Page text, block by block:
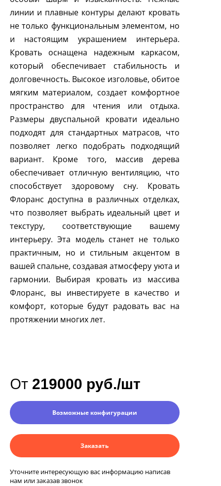
линии и плавные контуры делают кровать
не только функциональным элементом, но
и настоящим украшением интерьера.
Кровать оснащена надежным каркасом,
который обеспечивает стабильность и
долговечность. Высокое изголовье, обитое
мягким материалом, создает комфортное
пространство для чтения или отдыха.
Размеры двуспальной кровати идеально
подходят для стандартных матрасов, что
позволяет легко подобрать подходящий
вариант. Кроме того, массив дерева
обеспечивает отличную вентиляцию, что
способствует здоровому сну. Кровать
Флоранс доступна в различных отделках,
что позволяет выбрать идеальный цвет и
текстуру, соответствующие вашему
интерьеру. Эта модель станет не только
практичным, но и стильным акцентом в
вашей спальне, создавая атмосферу уюта и
гармонии. Выбирая кровать из массива
Флоранс, вы инвестируете в качество и
комфорт, которые будут радовать вас на
протяжении многих лет.
От 219000 руб./шт
Возможные конфигурации
Заказать
Уточните интересующую вас информацию написав
нам или заказав звонок